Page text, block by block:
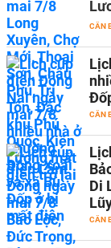
CẦN
CẦN
Di
CẦN